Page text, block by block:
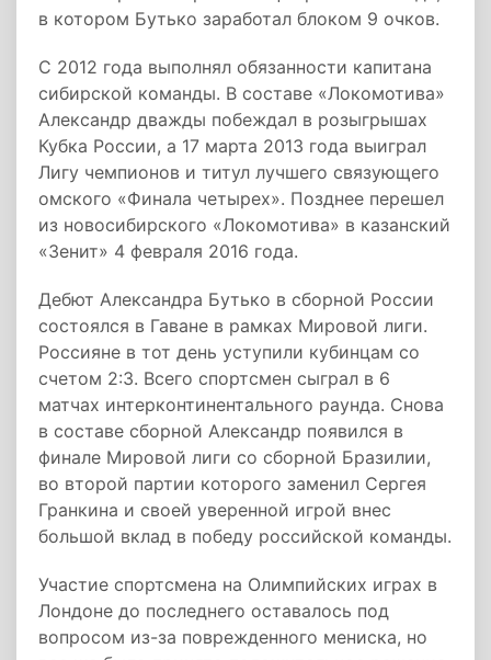
в котором Бутько заработал блоком 9 очков.
С 2012 года выполнял обязанности капитана
сибирской команды. В составе «Локомотива»
Александр дважды побеждал в розыгрышах
Кубка России, а 17 марта 2013 года выиграл
Лигу чемпионов и титул лучшего связующего
омского «Финала четырех». Позднее перешел
из новосибирского «Локомотива» в казанский
«Зенит» 4 февраля 2016 года.
Дебют Александра Бутько в сборной России
состоялся в Гаване в рамках Мировой лиги.
Россияне в тот день уступили кубинцам со
счетом 2:3. Всего спортсмен сыграл в 6
матчах интерконтинентального раунда. Снова
в составе сборной Александр появился в
финале Мировой лиги со сборной Бразилии,
во второй партии которого заменил Сергея
Гранкина и своей уверенной игрой внес
большой вклад в победу российской команды.
Участие спортсмена на Олимпийских играх в
Лондоне до последнего оставалось под
вопросом из-за поврежденного мениска, но